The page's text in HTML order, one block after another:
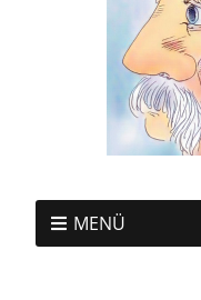
MENÜ